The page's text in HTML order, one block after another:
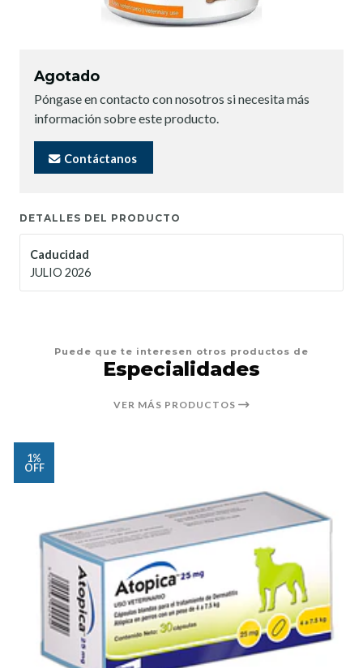
Agotado
Póngase en contacto con nosotros si necesita más
información sobre este producto.
Contáctanos
DETALLES DEL PRODUCTO
Caducidad
JULIO 2026
Puede que te interesen otros productos de
Especialidades
VER MÁS PRODUCTOS
1%
OFF